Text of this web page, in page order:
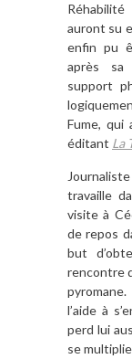
auront su
enfin pu
après sa
support
Fume, qui
éditant La
travaille
visite à
de repos
but
rencontre
l’aide à
perd lui
se